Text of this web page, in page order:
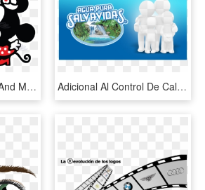
Baby Minnie Mouse And Mickey Mouse Kissing - Dibujos De Mickey Y Minnie, HD Png Download Adicional Al Control De Calidad Interno, Agua Pura - Agua Pura Salvavidas, HD Png Download